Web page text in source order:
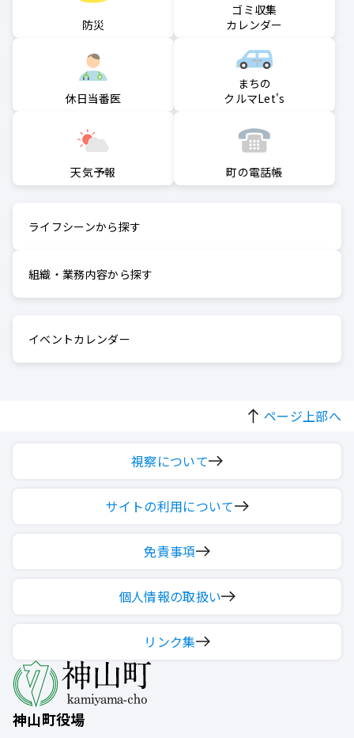
防災
ゴミ収集
カレンダー
休日当番医
まちの
クルマLet's
天気予報 町の電話帳
ライフシーンから探す
組織・業務内容から探す
イベントカレンダー
ページ上部へ
神山町役場
視察について
サイトの利用について
免責事項
個人情報の取扱い
リンク集